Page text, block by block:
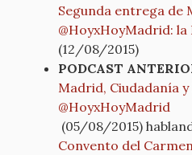
Segunda entrega de
@HoyxHoyMadrid:
(12/08/2015)
PODCAST
Madrid, Ciudadanía
@HoyxHoyMadrid
(05/08/2015)
Convento del